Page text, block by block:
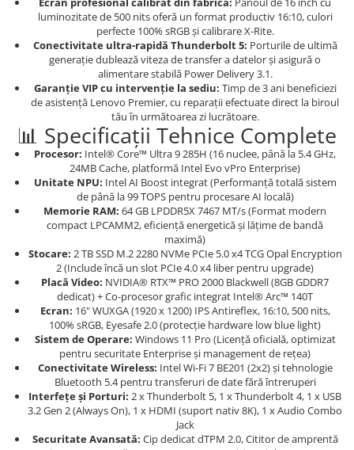
Accesorii Printing
Desktop PC
PC Gaming
Workstation
All-in-One PC
Mini PC
Monitoare LED
Componente
Placi video
Procesoare
Placi de baza
Memorii RAM
SSD-uri interne
Hard disk-uri interne
Surse
luminozitate de 500 nits oferă un format productiv 16:10, culori
perfecte 100% sRGB și calibrare X-Rite.
Conectivitate ultra-rapidă Thunderbolt 5: Porturile de ultimă
generație dublează viteza de transfer a datelor și asigură o
alimentare stabilă Power Delivery 3.1.
Garanție VIP cu intervenție la sediu: Timp de 3 ani beneficiezi
de asistență Lenovo Premier, cu reparații efectuate direct la biroul
tău în următoarea zi lucrătoare.
📊 Specificații Tehnice Complete
Procesor: Intel® Core™ Ultra 9 285H (16 nuclee, până la 5.4 GHz,
24MB Cache, platformă Intel Evo vPro Enterprise)
Unitate NPU: Intel AI Boost integrat (Performanță totală sistem
de până la 99 TOPS pentru procesare AI locală)
Memorie RAM: 64 GB LPDDR5X 7467 MT/s (Format modern
compact LPCAMM2, eficiență energetică și lățime de bandă
maximă)
Stocare: 2 TB SSD M.2 2280 NVMe PCIe 5.0 x4 TCG Opal Encryption
2 (Include încă un slot PCIe 4.0 x4 liber pentru upgrade)
Placă Video: NVIDIA® RTX™ PRO 2000 Blackwell (8GB GDDR7
dedicat) + Co-procesor grafic integrat Intel® Arc™ 140T
Ecran: 16" WUXGA (1920 x 1200) IPS Antireflex, 16:10, 500 nits,
100% sRGB, Eyesafe 2.0 (protecție hardware low blue light)
Sistem de Operare: Windows 11 Pro (Licență oficială, optimizat
pentru securitate Enterprise și management de rețea)
Conectivitate Wireless: Intel Wi-Fi 7 BE201 (2x2) și tehnologie
Bluetooth 5.4 pentru transferuri de date fără întreruperi
Interfețe și Porturi: 2 x Thunderbolt 5, 1 x Thunderbolt 4, 1 x USB
3.2 Gen 2 (Always On), 1 x HDMI (suport nativ 8K), 1 x Audio Combo
Jack
Securitate Avansată: Cip dedicat dTPM 2.0, Cititor de amprentă